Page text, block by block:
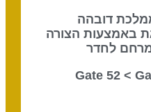
דובהה
באמצעות הצורה
לחדר